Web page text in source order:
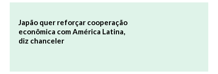
Japão quer reforçar cooperação
econômica com América Latina,
diz chanceler